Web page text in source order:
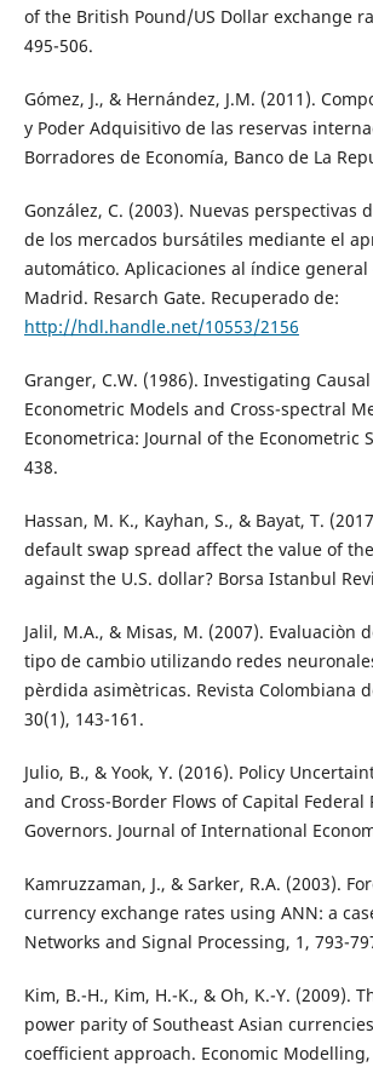
of the British Pound/US Dollar exchange
495-506.
Gómez, J., & Hernández, J.M. (2011).
y Poder Adquisitivo de las reservas
Borradores de Economía, Banco de La
González, C. (2003). Nuevas perspectivas
de los mercados bursátiles mediante el
automático. Aplicaciones al índice
Madrid. Resarch Gate. Recuperado de:
http://hdl.handle.net/10553/2156
Granger, C.W. (1986). Investigating
Econometric Models and Cross-spectral
Econometrica: Journal of the Econometric
438.
Hassan, M. K., Kayhan, S., & Bayat, T.
default swap spread affect the value of
against the U.S. dollar? Borsa Istanbul
Jalil, M.A., & Misas, M. (2007). Evaluaciòn
tipo de cambio utilizando redes
pèrdida asimètricas. Revista Colombiana
30(1), 143-161.
Julio, B., & Yook, Y. (2016). Policy
and Cross-Border Flows of Capital Federal
Governors. Journal of International
Kamruzzaman, J., & Sarker, R.A. (2003).
currency exchange rates using ANN: a
Networks and Signal Processing, 1, 793-
Kim, B.-H., Kim, H.-K., & Oh, K.-Y. (2009).
power parity of Southeast Asian
coefficient approach. Economic Modelling,